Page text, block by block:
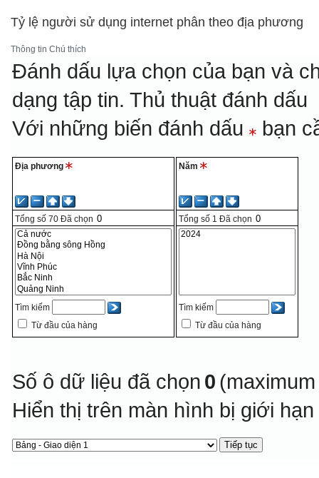
Tỷ lệ người sử dụng internet phân theo địa phương
Thông tin Chú thích
Đánh dấu lựa chọn của bạn và
dạng tập tin.Thủ thuật đánh dấu
Với những biến đánh dấu bạn
Địa phương
Tổng số 70 Đã chọn
Tìm kiếm
Từ đầu của hàng
Năm
Tổng số 1 Đã chọn
Tìm kiếm
Từ đầu của hàng
Số ô dữ liệu đã chọn 0
Hiển thị trên màn hình bị giới